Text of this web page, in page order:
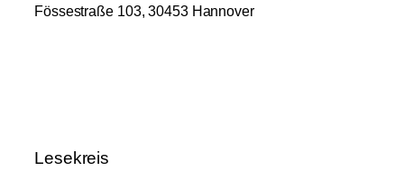
Fössestraße 103, 30453 Hannover
Lesekreis